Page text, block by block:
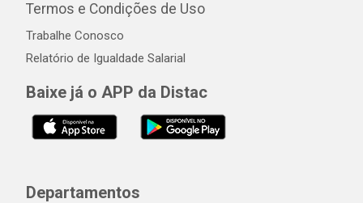
Termos e Condições de Uso
Trabalhe Conosco
Relatório de Igualdade Salarial
Baixe já o APP da Distac
Departamentos